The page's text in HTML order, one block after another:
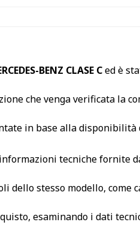
BENZ CLASE Ced è
che venga verificata la
in base alla disponibilità
tecniche fornite
dello stesso modello, come
esaminando i dati